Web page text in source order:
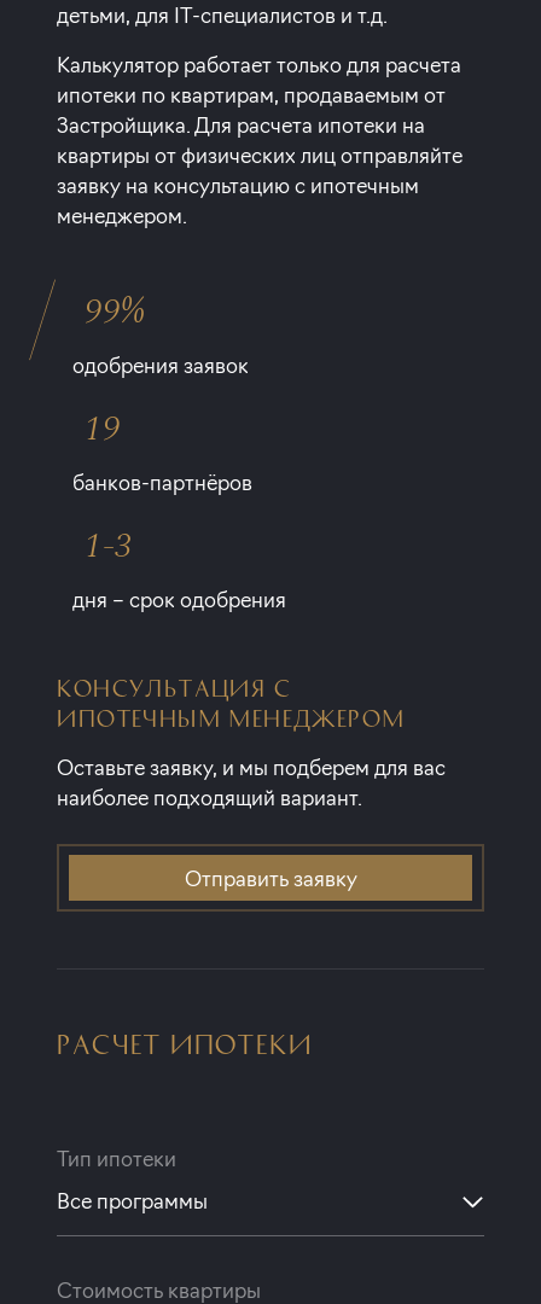
детьми, для IT-специалистов и т.д.
Калькулятор работает только для расчета
ипотеки по квартирам, продаваемым от
Застройщика. Для расчета ипотеки на
квартиры от физических лиц отправляйте
заявку на консультацию с ипотечным
менеджером.
99%
одобрения заявок
19
банков-партнёров
1-3
дня – срок одобрения
КОНСУЛЬТАЦИЯ С
ИПОТЕЧНЫМ МЕНЕДЖЕРОМ
Оставьте заявку, и мы подберем для вас
наиболее подходящий вариант.
Отправить заявку
РАСЧЕТ ИПОТЕКИ
Тип ипотеки
Все программы
Стоимость квартиры